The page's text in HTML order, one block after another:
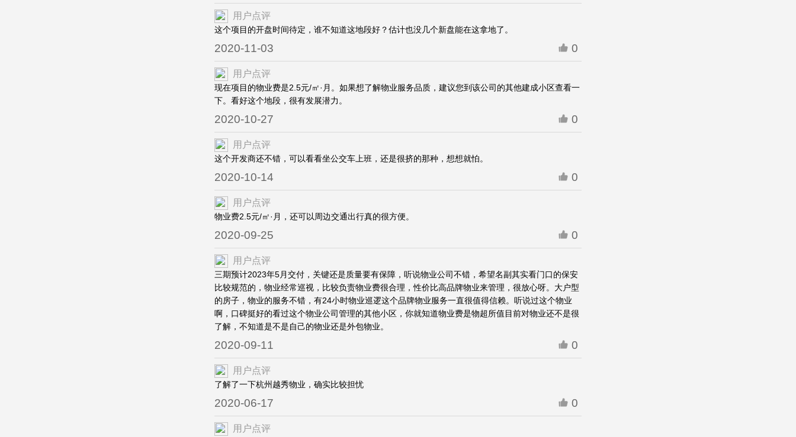
用户点评
这个项目的开盘时间待定，谁不知道这地段好？估计也没几个新盘能在这拿地了。
2020-11-03 0
用户点评
现在项目的物业费是2.5元/㎡·月。如果想了解物业服务品质，建议您到该公司的其他建成小区查看一
下。看好这个地段，很有发展潜力。
2020-10-27 0
用户点评
这个开发商还不错，可以看看坐公交车上班，还是很挤的那种，想想就怕。
2020-10-14 0
用户点评
物业费2.5元/㎡·月，还可以周边交通出行真的很方便。
2020-09-25 0
用户点评
三期预计2023年5月交付，关键还是质量要有保障，听说物业公司不错，希望名副其实看门口的保安
比较规范的，物业经常巡视，比较负责物业费很合理，性价比高品牌物业来管理，很放心呀。大户型
的房子，物业的服务不错，有24小时物业巡逻这个品牌物业服务一直很值得信赖。听说过这个物业
啊，口碑挺好的看过这个物业公司管理的其他小区，你就知道物业费是物超所值目前对物业还不是很
了解，不知道是不是自己的物业还是外包物业。
2020-09-11 0
用户点评
了解了一下杭州越秀物业，确实比较担忧
2020-06-17 0
用户点评